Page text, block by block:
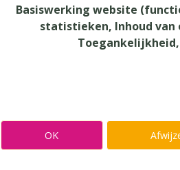
Duits
Secundair Onderwijs
Uitgeverij
Die Keure
Basiswerking website
statistieken, Inhoud van
OK